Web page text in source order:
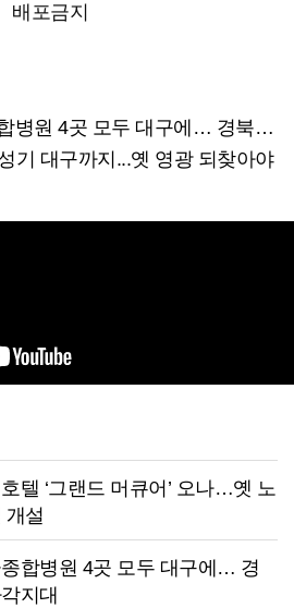
배포금지
모두 대구에… 경북은 골든타임 사각지대
기 대구까지...옛 영광 되찾아야
텔 ‘그랜드 머큐어’ 오나…옛 노
설
합병원 4곳 모두 대구에… 경
지대